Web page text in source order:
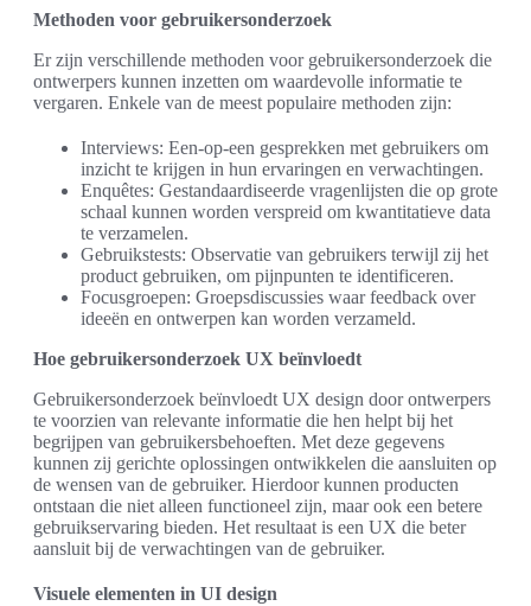
Methoden voor gebruikersonderzoek
Er zijn verschillende methoden voor gebruikersonderzoek die
ontwerpers kunnen inzetten om waardevolle informatie te
vergaren. Enkele van de meest populaire methoden zijn:
Interviews: Een-op-een gesprekken met gebruikers om
inzicht te krijgen in hun ervaringen en verwachtingen.
Enquêtes: Gestandaardiseerde vragenlijsten die op grote
schaal kunnen worden verspreid om kwantitatieve data
te verzamelen.
Gebruikstests: Observatie van gebruikers terwijl zij het
product gebruiken, om pijnpunten te identificeren.
Focusgroepen: Groepsdiscussies waar feedback over
ideeën en ontwerpen kan worden verzameld.
Hoe gebruikersonderzoek UX beïnvloedt
Gebruikersonderzoek beïnvloedt UX design door ontwerpers
te voorzien van relevante informatie die hen helpt bij het
begrijpen van gebruikersbehoeften. Met deze gegevens
kunnen zij gerichte oplossingen ontwikkelen die aansluiten op
de wensen van de gebruiker. Hierdoor kunnen producten
ontstaan die niet alleen functioneel zijn, maar ook een betere
gebruikservaring bieden. Het resultaat is een UX die beter
aansluit bij de verwachtingen van de gebruiker.
Visuele elementen in UI design